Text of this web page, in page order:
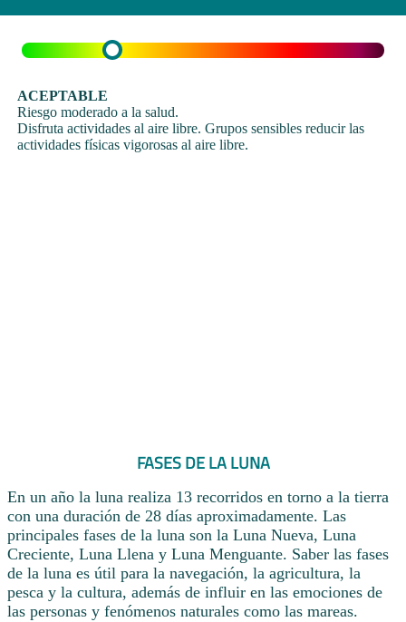
ACEPTABLE
Riesgo moderado a la salud.
Disfruta actividades al aire libre. Grupos sensibles reducir las
actividades físicas vigorosas al aire libre.
FASES DE LA LUNA
En un año la luna realiza 13 recorridos en torno a la tierra
con una duración de 28 días aproximadamente. Las
principales fases de la luna son la Luna Nueva, Luna
Creciente, Luna Llena y Luna Menguante. Saber las fases
de la luna es útil para la navegación, la agricultura, la
pesca y la cultura, además de influir en las emociones de
las personas y fenómenos naturales como las mareas.